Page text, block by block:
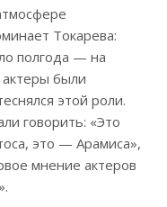
Токарева:
полгода — на
были
этой роли.
говорить: «Это
это — Арамиса»,
мнение актеров